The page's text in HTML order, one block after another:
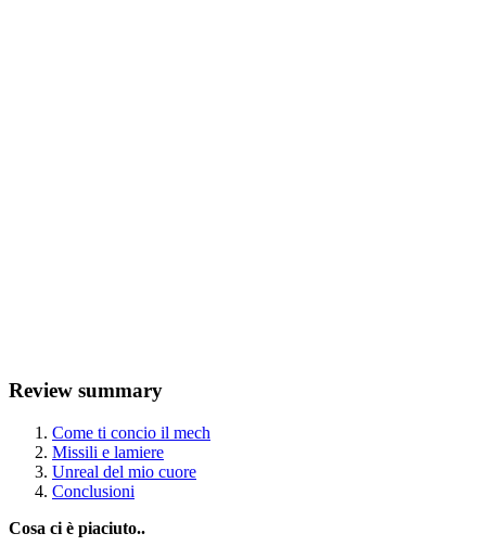
Review summary
Come ti concio il mech
Missili e lamiere
Unreal del mio cuore
Conclusioni
Cosa ci è piaciuto..